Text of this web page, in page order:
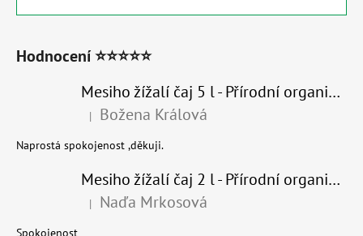
Hodnocení ⭐⭐⭐⭐⭐
Mesiho žížalí čaj 5 l - Přírodní organické hnojivo 100% nature
Hodnocení produktu je 5 z 5 hvězdiček.
| Božena Králová
Naprostá spokojenost ,děkuji.
Mesiho žížalí čaj 2 l - Přírodní organické hnojivo 100% nature - recyklovaný obal
Hodnocení produktu je 5 z 5 hvězdiček.
| Naďa Mrkosová
Spokojenost